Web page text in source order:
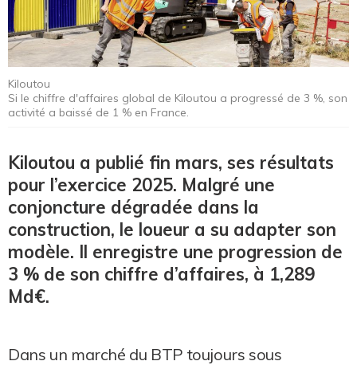
Kiloutou
Si le chiffre d'affaires global de Kiloutou a progressé de 3 %, son
activité a baissé de 1 % en France.
Kiloutou a publié fin mars, ses résultats
pour l’exercice 2025. Malgré une
conjoncture dégradée dans la
construction, le loueur a su adapter son
modèle. Il enregistre une progression de
3 % de son chiffre d’affaires, à 1,289
Md€.
Dans un marché du BTP toujours sous